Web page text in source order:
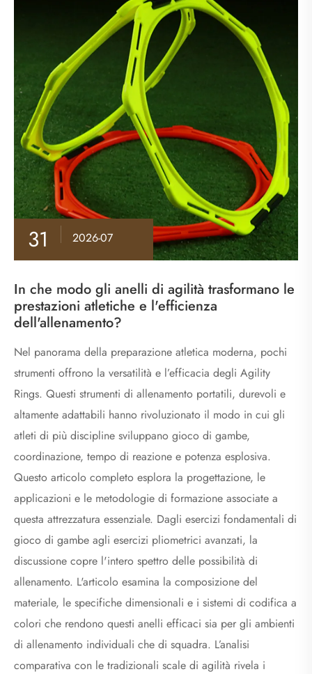
31 2026-07
In che modo gli anelli di agilità trasformano le
prestazioni atletiche e l'efficienza
dell'allenamento?
Nel panorama della preparazione atletica moderna, pochi
strumenti offrono la versatilità e l’efficacia degli Agility
Rings. Questi strumenti di allenamento portatili, durevoli e
altamente adattabili hanno rivoluzionato il modo in cui gli
atleti di più discipline sviluppano gioco di gambe,
coordinazione, tempo di reazione e potenza esplosiva.
Questo articolo completo esplora la progettazione, le
applicazioni e le metodologie di formazione associate a
questa attrezzatura essenziale. Dagli esercizi fondamentali di
gioco di gambe agli esercizi pliometrici avanzati, la
discussione copre l'intero spettro delle possibilità di
allenamento. L'articolo esamina la composizione del
materiale, le specifiche dimensionali e i sistemi di codifica a
colori che rendono questi anelli efficaci sia per gli ambienti
di allenamento individuali che di squadra. L’analisi
comparativa con le tradizionali scale di agilità rivela i